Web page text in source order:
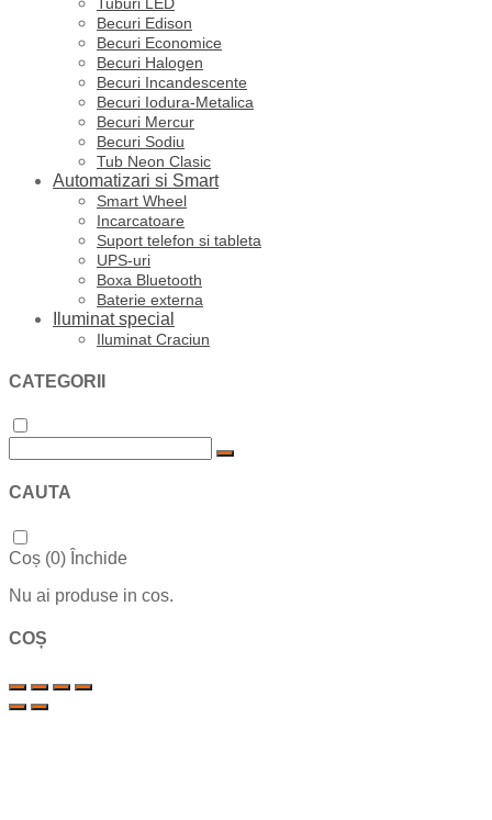
Becuri Edison
Becuri Economice
Becuri Halogen
Becuri Incandescente
Becuri Iodura-Metalica
Becuri Mercur
Becuri Sodiu
Tub Neon Clasic
Automatizari si Smart
Smart Wheel
Incarcatoare
Suport telefon si tableta
UPS-uri
Boxa Bluetooth
Baterie externa
Iluminat special
Iluminat Craciun
CATEGORII
CAUTA
Coș (0) Închide
Nu ai produse in cos.
COȘ